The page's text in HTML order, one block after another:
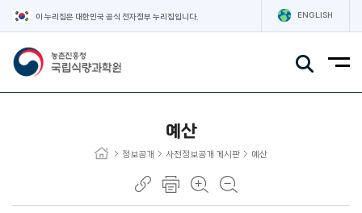
이 누리집은 대한민국 공식 전자정부 누리집입니다. ENGLISH
예산
정보공개 사전정보공개 게시판 예산